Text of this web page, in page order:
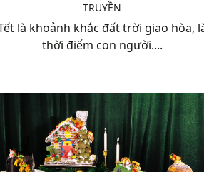
PANDANUS RESORT: TRẢI NGHIỆM TẾT CỔ
Tết là khoảnh khắc đất trời giao hòa, là